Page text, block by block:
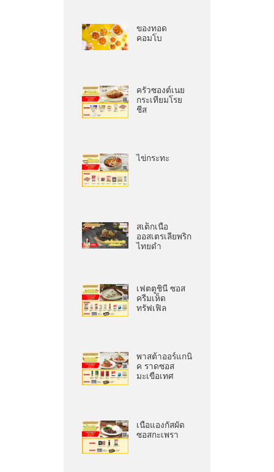
ของทอด
คอมโบ
ครัวซองต์เนย
กระเทียมโรย
ชีส
ไข่กระทะ
สเต็กเนื้อ
ออสเตรเลียพริก
ไทยดำ
เฟตตูชินี ซอส
ครีมเห็ด
ทรัฟเฟิล
พาสต้าออร์แกนิ
ค ราดซอส
มะเขือเทศ
เนื้อแองกัสผัด
ซอสกะเพรา